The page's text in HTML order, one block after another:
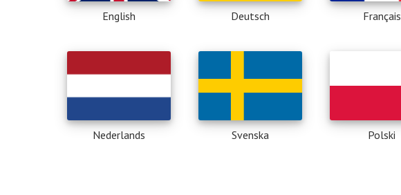
English Deutsch Français
Nederlands Svenska Polski